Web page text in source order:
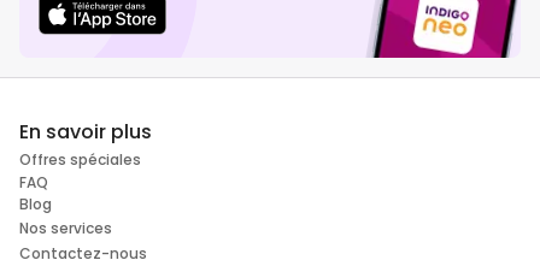
En savoir plus
Offres spéciales
FAQ
Blog
Nos services
Contactez-nous